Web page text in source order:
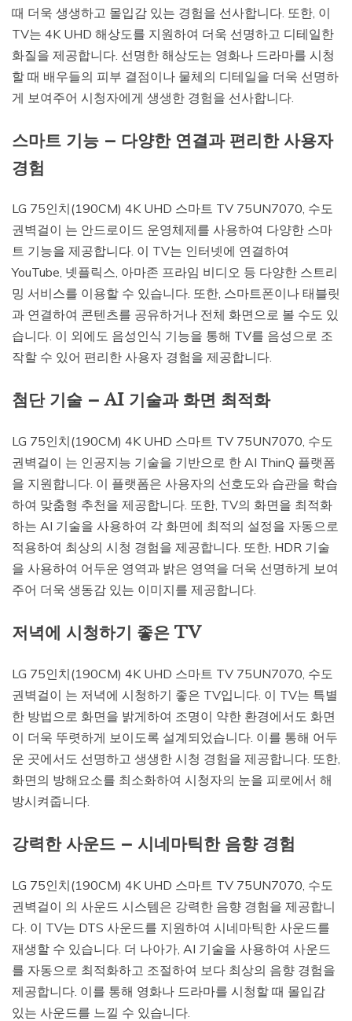
때 더욱 생생하고 몰입감 있는 경험을 선사합니다. 또한, 이
TV는 4K UHD 해상도를 지원하여 더욱 선명하고 디테일한
화질을 제공합니다. 선명한 해상도는 영화나 드라마를 시청
할 때 배우들의 피부 결점이나 물체의 디테일을 더욱 선명하
게 보여주어 시청자에게 생생한 경험을 선사합니다.
스마트 기능 – 다양한 연결과 편리한 사용자
경험
LG 75인치(190CM) 4K UHD 스마트 TV 75UN7070, 수도
권벽걸이 는 안드로이드 운영체제를 사용하여 다양한 스마
트 기능을 제공합니다. 이 TV는 인터넷에 연결하여
YouTube, 넷플릭스, 아마존 프라임 비디오 등 다양한 스트리
밍 서비스를 이용할 수 있습니다. 또한, 스마트폰이나 태블릿
과 연결하여 콘텐츠를 공유하거나 전체 화면으로 볼 수도 있
습니다. 이 외에도 음성인식 기능을 통해 TV를 음성으로 조
작할 수 있어 편리한 사용자 경험을 제공합니다.
첨단 기술 – AI 기술과 화면 최적화
LG 75인치(190CM) 4K UHD 스마트 TV 75UN7070, 수도
권벽걸이 는 인공지능 기술을 기반으로 한 AI ThinQ 플랫폼
을 지원합니다. 이 플랫폼은 사용자의 선호도와 습관을 학습
하여 맞춤형 추천을 제공합니다. 또한, TV의 화면을 최적화
하는 AI 기술을 사용하여 각 화면에 최적의 설정을 자동으로
적용하여 최상의 시청 경험을 제공합니다. 또한, HDR 기술
을 사용하여 어두운 영역과 밝은 영역을 더욱 선명하게 보여
주어 더욱 생동감 있는 이미지를 제공합니다.
저녁에 시청하기 좋은 TV
LG 75인치(190CM) 4K UHD 스마트 TV 75UN7070, 수도
권벽걸이 는 저녁에 시청하기 좋은 TV입니다. 이 TV는 특별
한 방법으로 화면을 밝게하여 조명이 약한 환경에서도 화면
이 더욱 뚜렷하게 보이도록 설계되었습니다. 이를 통해 어두
운 곳에서도 선명하고 생생한 시청 경험을 제공합니다. 또한,
화면의 방해요소를 최소화하여 시청자의 눈을 피로에서 해
방시켜줍니다.
강력한 사운드 – 시네마틱한 음향 경험
LG 75인치(190CM) 4K UHD 스마트 TV 75UN7070, 수도
권벽걸이 의 사운드 시스템은 강력한 음향 경험을 제공합니
다. 이 TV는 DTS 사운드를 지원하여 시네마틱한 사운드를
재생할 수 있습니다. 더 나아가, AI 기술을 사용하여 사운드
를 자동으로 최적화하고 조절하여 보다 최상의 음향 경험을
제공합니다. 이를 통해 영화나 드라마를 시청할 때 몰입감
있는 사운드를 느낄 수 있습니다.